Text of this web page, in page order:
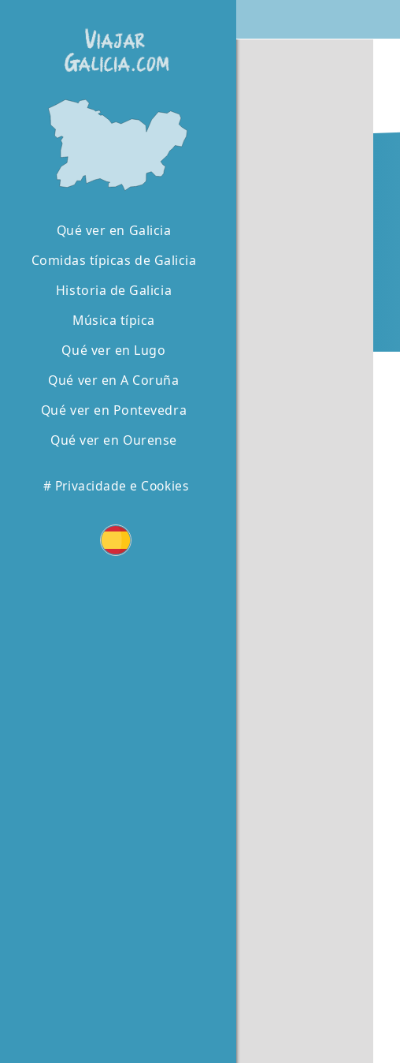
Qué ver en Galicia
Comidas típicas de Galicia
Historia de Galicia
Música típica
Qué ver en Lugo
Qué ver en A Coruña
Qué ver en Pontevedra
Qué ver en Ourense
# Privacidade e Cookies